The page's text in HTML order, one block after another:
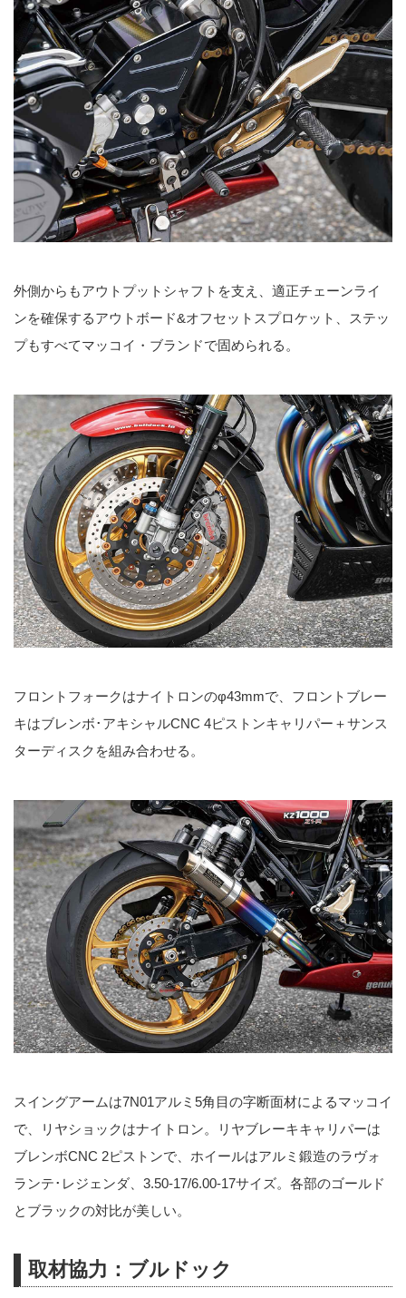
外側からもアウトプットシャフトを支え、適正チェーンライ
ンを確保するアウトボード&オフセットスプロケット、ステッ
プもすべてマッコイ・ブランドで固められる。
フロントフォークはナイトロンのφ43mmで、フロントブレー
キはブレンボ･アキシャルCNC 4ピストンキャリパー＋サンス
ターディスクを組み合わせる。
スイングアームは7N01アルミ5角目の字断面材によるマッコイ
で、リヤショックはナイトロン。リヤブレーキキャリパーは
ブレンボCNC 2ピストンで、ホイールはアルミ鍛造のラヴォ
ランテ･レジェンダ、3.50-17/6.00-17サイズ。各部のゴールド
とブラックの対比が美しい。
取材協力：ブルドック